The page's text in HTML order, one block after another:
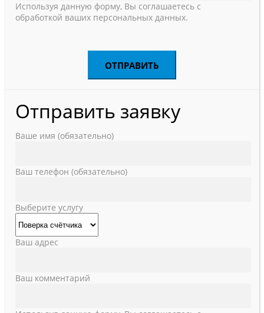
Используя данную форму, Вы соглашаетесь с
обработкой ваших персональных данных.
Отправить заявку
Ваше имя (обязательно)
Ваш телефон (обязательно)
Выберите услугу
Ваш адрес
Ваш комментарий